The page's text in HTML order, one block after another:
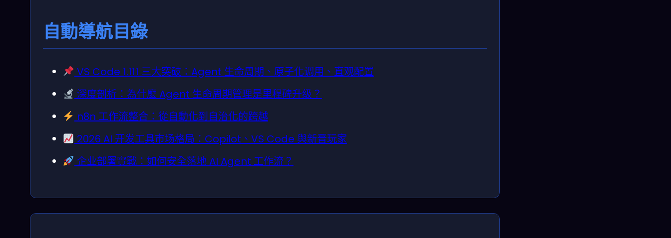
自動導航目錄
VS Code 1.111 三大突破：Agent 生命周期、原子化调用、直观配置
深度剖析：為什麼 Agent 生命周期管理是里程碑升级？
n8n 工作流整合：從自動化到自治化的跨越
2026 AI 开发工具市场格局：Copilot、VS Code 與新晋玩家
企业部署實戰：如何安全落地 AI Agent 工作流？